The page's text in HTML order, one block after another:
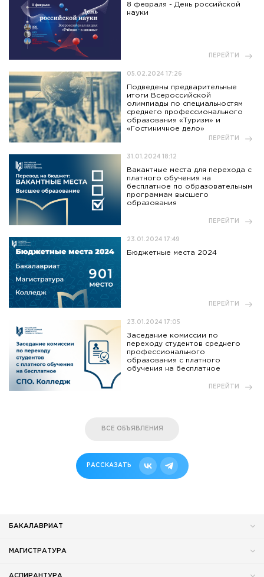
8 февраля - День российской
науки
ПЕРЕЙТИ
05.02.2024 17:26
Подведены предварительные
итоги Всероссийской
олимпиады по специальностям
среднего профессионального
образования «Туризм» и
«Гостиничное дело»
ПЕРЕЙТИ
31.01.2024 18:12
Вакантные места для перехода с
платного обучения на
бесплатное по образовательным
программам высшего
образования
ПЕРЕЙТИ
23.01.2024 17:49
Бюджетные места 2024
ПЕРЕЙТИ
23.01.2024 17:05
Заседание комиссии по
переходу студентов среднего
профессионального
образования с платного
обучения на бесплатное
ПЕРЕЙТИ
ВСЕ ОБЪЯВЛЕНИЯ
РАССКАЗАТЬ
БАКАЛАВРИАТ
МАГИСТРАТУРА
АСПИРАНТУРА